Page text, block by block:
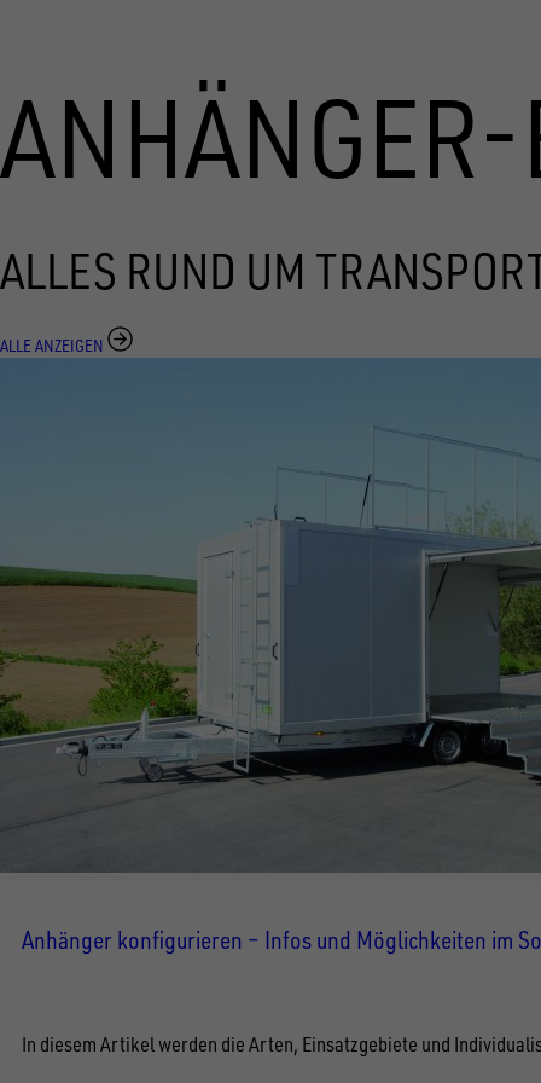
ALLES RUND UM
ALLE ANZEIGEN
Anhänger konfigurieren – Infos und Möglichkeiten im
In diesem Artikel werden die Arten, Einsatzgebiete und